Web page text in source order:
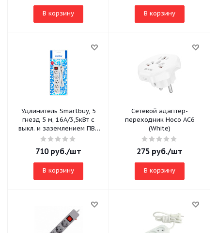
В корзину В корзину
Удлинитель Smartbuy, 5
гнезд 5 м, 16А/3,5кВт с
выкл. и заземлением ПВС
3х1,0 (SBE-16-5-05-ZS)
710руб./шт
В корзину
Сетевой адаптер-
переходник Hoco AC6
(White)
275 руб./шт
В корзину